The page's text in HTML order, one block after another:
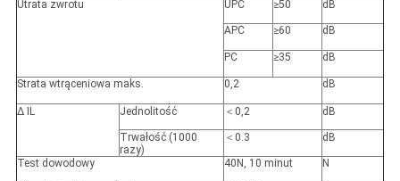
Utrata zwrotu UPC ≥50 dB
APC ≥60 dB
PC ≥35 dB
Strata wtrąceniowa maks. 0,2 dB
∆ IL Jednolitość ＜ 0,2 dB
Trwałość (1000
razy)
＜ 0.3 dB
Test dowodowy 40N, 10 minut N